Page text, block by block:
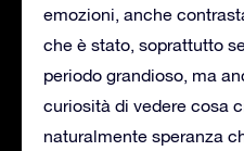
emozioni, anche
che è stato, soprattutto
periodo grandioso, ma
curiosità di vedere cosa
naturalmente speranza